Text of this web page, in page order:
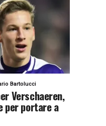
Bartolucci
Verschaeren,
per portare a